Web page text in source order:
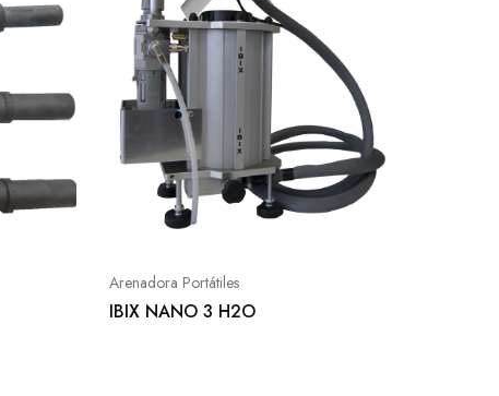
Arenadora Portátiles
IBIX NANO 3 H2O